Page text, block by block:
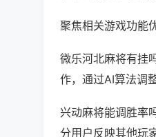
聚焦相关游戏功能
微乐河北麻将有挂
作，通过AI算法调
兴动麻将能调胜率
分用户反映其他玩